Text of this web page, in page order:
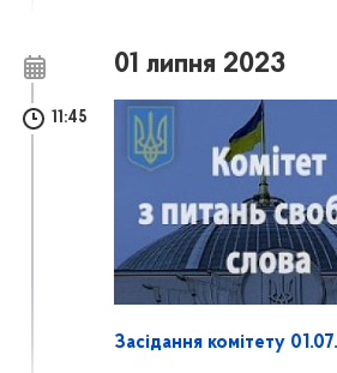
01 липня 2023
11:45
Засідання комітету